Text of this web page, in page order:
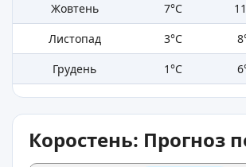
Жовтень
7°C
Листопад
3°C
Грудень
1°C
Коростень: Прогноз